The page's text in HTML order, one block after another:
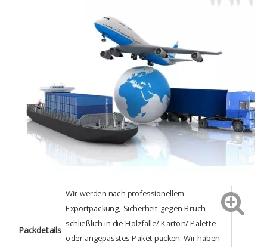
Packdetails
Wir werden nach professionellem
Exportpackung, Sicherheit gegen Bruch,
schließlich in die Holzfälle/ Karton/ Palette
oder angepasstes Paket packen. Wir haben